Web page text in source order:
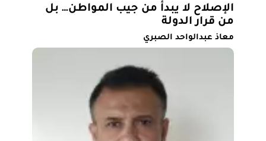
الإصلاح لا يبدأ من جيب المواطن… بل
من قرار الدولة
معاذ عبدالواحد الصبري